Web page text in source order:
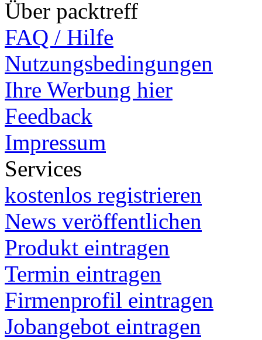
Über packtreff
FAQ / Hilfe
Nutzungsbedingungen
Ihre Werbung hier
Feedback
Impressum
Services
kostenlos registrieren
News veröffentlichen
Produkt eintragen
Termin eintragen
Firmenprofil eintragen
Jobangebot eintragen